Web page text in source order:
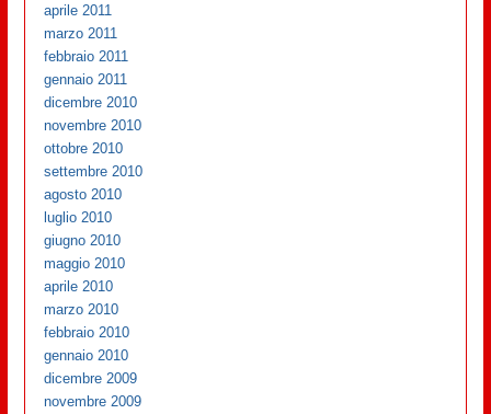
aprile 2011
marzo 2011
febbraio 2011
gennaio 2011
dicembre 2010
novembre 2010
ottobre 2010
settembre 2010
agosto 2010
luglio 2010
giugno 2010
maggio 2010
aprile 2010
marzo 2010
febbraio 2010
gennaio 2010
dicembre 2009
novembre 2009